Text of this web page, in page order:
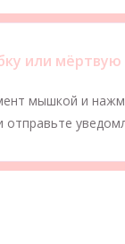
или мёртвую
мышкой и